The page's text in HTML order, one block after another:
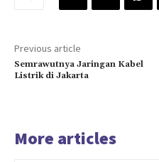
Previous article
Semrawutnya Jaringan Kabel
Listrik di Jakarta
More articles